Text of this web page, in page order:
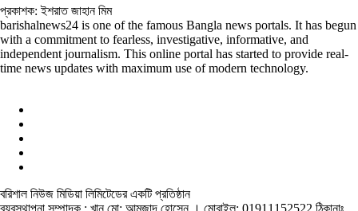
প্রকাশক: ইশরাত জাহান মিম
barishalnews24 is one of the famous Bangla news portals. It has begun
with a commitment to fearless, investigative, informative, and
independent journalism. This online portal has started to provide real-
time news updates with maximum use of modern technology.
বরিশাল নিউজ মিডিয়া লিমিটেডের একটি প্রতিষ্ঠান
ব্যবস্থাপনা সম্পাদক : খান মো: আমজাদ হোসেন । মোবাইল: 01911152522 ঠিকানাঃ